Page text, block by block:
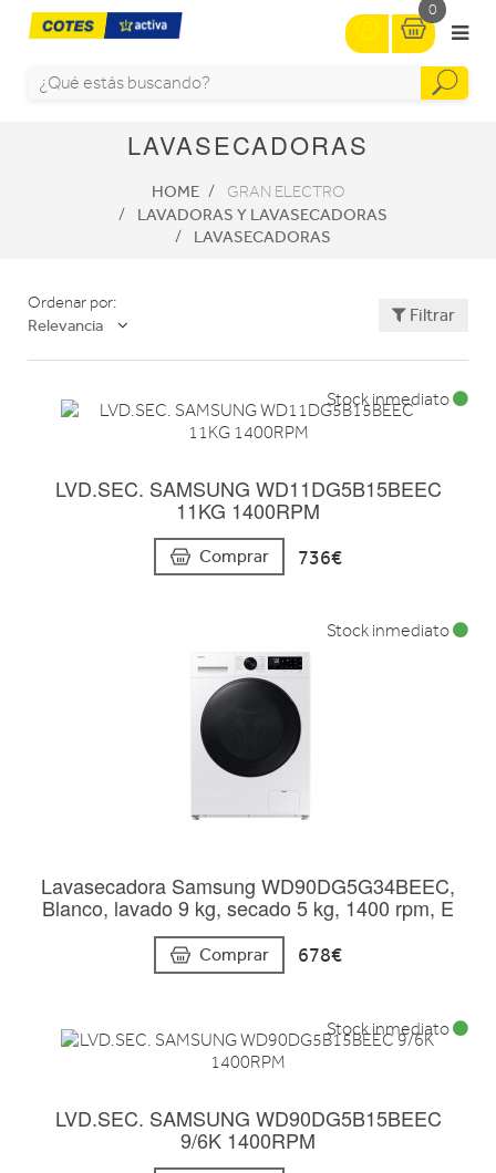
0
LAVASECADORAS
HOME GRAN ELECTRO
LAVADORAS Y LAVASECADORAS
LAVASECADORAS
Ordenar por:
Relevancia
Filtrar
LVD.SEC. SAMSUNG WD11DG5B15BEEC
11KG 1400RPM
Comprar 736€
Stock inmediato
Lavasecadora Samsung WD90DG5G34BEEC,
Blanco, lavado 9 kg, secado 5 kg, 1400 rpm, E
Comprar 678€
Stock inmediato
LVD.SEC. SAMSUNG WD90DG5B15BEEC
9/6K 1400RPM
Stock inmediato